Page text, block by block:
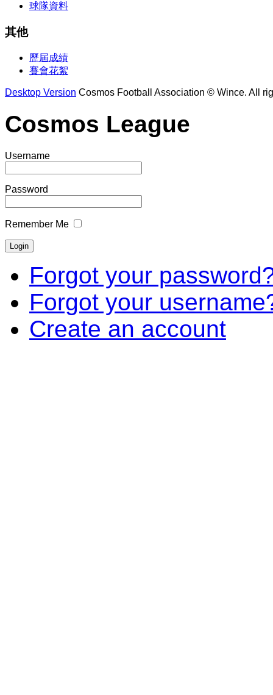
球隊資料
其他
歷屆成績
賽會花絮
Desktop Version Cosmos Football Association © Wince. All
Cosmos League
Username
Password
Remember Me
Forgot your
Forgot your
Create an account